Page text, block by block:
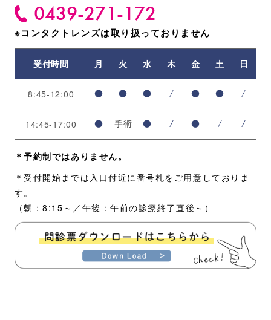
0439-271-172
※コンタクトレンズは取り扱っておりません
受付時間 月 火 水 木 金 土 日
8:45-12:00 ● ● ● / ● ● /
14:45-17:00 ● 手術 ● / ● / /
＊予約制ではありません。
＊受付開始までは入口付近に番号札をご用意しておりま
す。
（朝：8:15～／午後：午前の診療終了直後～）